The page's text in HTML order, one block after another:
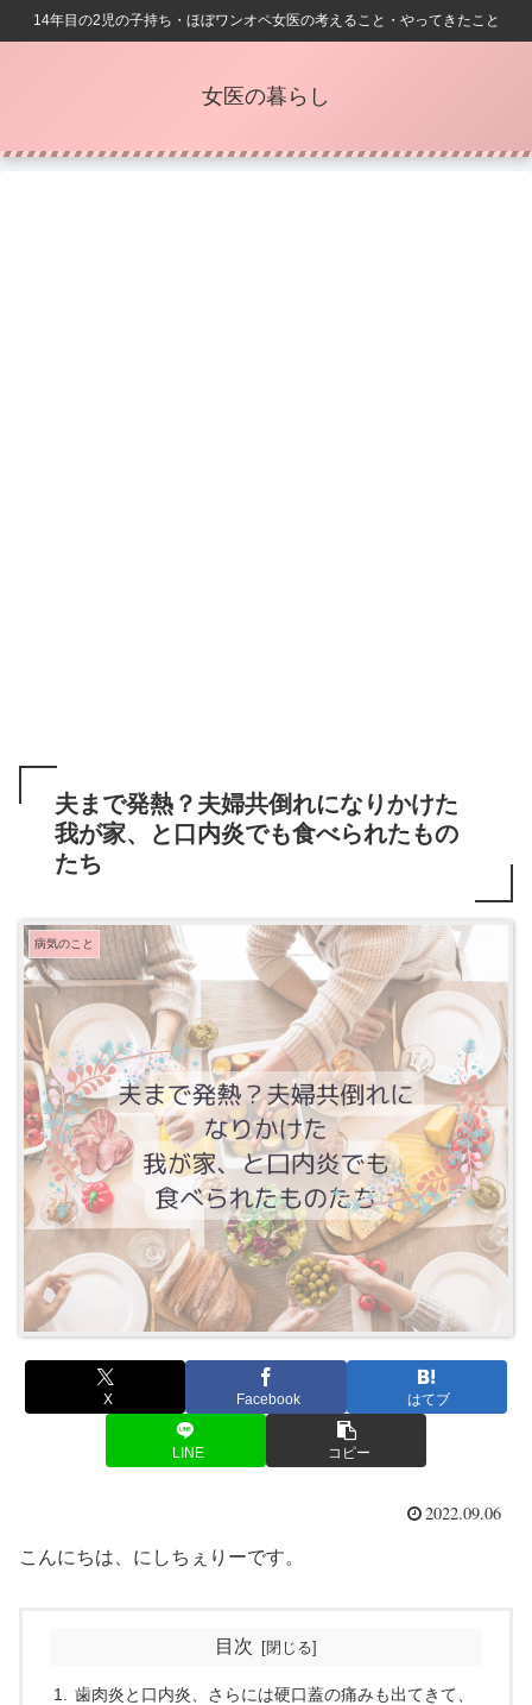
14年目の2児の子持ち・ほぼワンオペ女医の考えること・やってきたこと
女医の暮らし
夫まで発熱？夫婦共倒れになりかけた
我が家、と口内炎でも食べられたもの
たち
病気のこと
X Facebook はてブ
LINE コピー
2022.09.06
こんにちは、にしちぇりーです。
目次
歯肉炎と口内炎、さらには硬口蓋の痛みも出てきて、